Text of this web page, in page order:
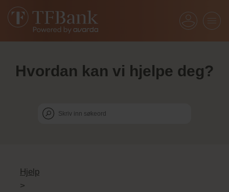
Hvordan kan vi hjelpe deg?
Hjelp
>